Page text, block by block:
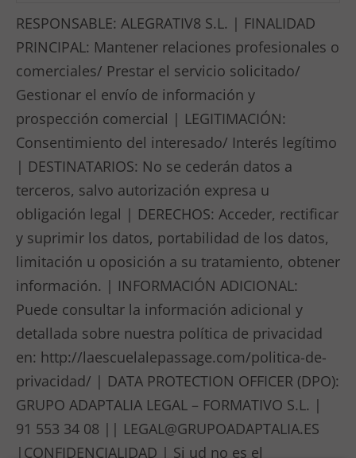
RESPONSABLE: ALEGRATIV8 S.L. | FINALIDAD
PRINCIPAL: Mantener relaciones profesionales o
comerciales/ Prestar el servicio solicitado/
Gestionar el envío de información y
prospección comercial | LEGITIMACIÓN:
Consentimiento del interesado/ Interés legítimo
| DESTINATARIOS: No se cederán datos a
terceros, salvo autorización expresa u
obligación legal | DERECHOS: Acceder, rectificar
y suprimir los datos, portabilidad de los datos,
limitación u oposición a su tratamiento, obtener
información. | INFORMACIÓN ADICIONAL:
Puede consultar la información adicional y
detallada sobre nuestra política de privacidad
en: http://laescuelalepassage.com/politica-de-
privacidad/ | DATA PROTECTION OFFICER (DPO):
GRUPO ADAPTALIA LEGAL – FORMATIVO S.L. |
91 553 34 08 || LEGAL@GRUPOADAPTALIA.ES
|CONFIDENCIALIDAD | Si ud no es el